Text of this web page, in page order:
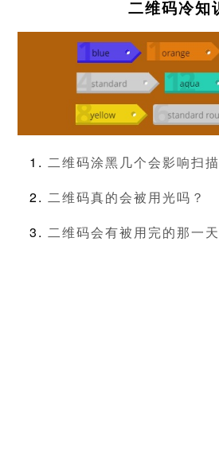
二维码冷知
二维码涂黑几个会影响扫
二维码真的会被用光吗？
二维码会有被用完的那一